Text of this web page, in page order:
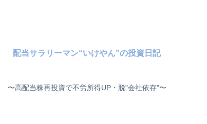
配当サラリーマン“いけやん”の投資日記 ​
〜高配当株再投資で不労所得UP・脱"会社依存"〜 ​